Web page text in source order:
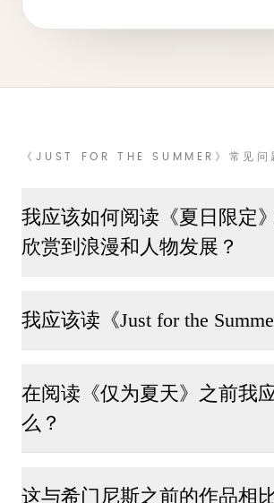
《JUST FOR THE SUMMER》常见问
我应该如何阅读《夏日限定
欣赏到浪漫和人物发展？
我应该读《Just for the
在阅读《仅为夏天》之前我
么？
这与希门尼斯之前的作品相